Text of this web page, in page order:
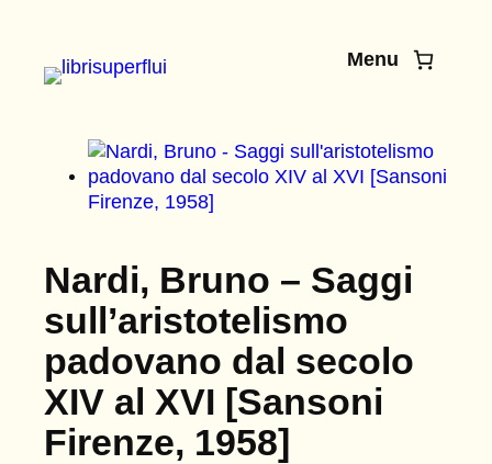
contenuto
Menu
Nardi, Bruno – Saggi
sull’aristotelismo
padovano dal secolo
XIV al XVI [Sansoni
Firenze, 1958]